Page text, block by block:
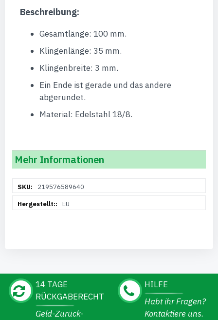
Beschreibung:
Gesamtlänge: 100 mm.
Klingenlänge: 35 mm.
Klingenbreite: 3 mm.
Ein Ende ist gerade und das andere
abgerundet.
Material: Edelstahl 18/8.
Mehr Informationen
Informationen219576589640
EU
14 TAGE
RÜCKGABERECHT
Geld-Zurück-
HILFE
Habt ihr Fragen?
Kontaktiere uns.